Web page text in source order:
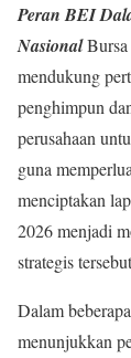
Peran BEI
Nasional
mendukung
penghimpun
perusahaan
guna
menciptakan
2026 menjadi
strategis
Dalam
menunjukkan